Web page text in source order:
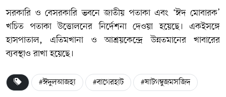
সরকারি ও বেসরকারি ভবনে জাতীয় পতাকা এবং ‘ঈদ মোবারক’
খচিত পতাকা উত্তোলনের নির্দেশনা দেওয়া হয়েছে। একইসঙ্গে
হাসপাতাল, এতিমখানা ও আশ্রয়কেন্দ্রে উন্নতমানের খাবারের
ব্যবস্থাও রাখা হয়েছে।
#ঈদুলআজহা #বাগেরহাট #ষাটগম্বুজমসজিদ